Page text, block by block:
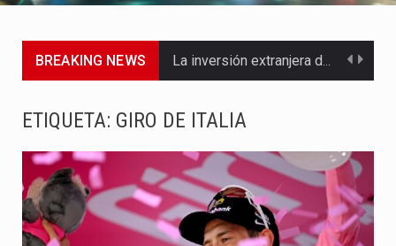
BREAKING NEWS La inversión extranjera directa en Colombia comenzó a dar señales…
A pocas horas del cambio de gobierno, el equipo de…
La Alcaldía de Barranquilla puso en marcha un amplio plan…
ETIQUETA: GIRO DE ITALIA